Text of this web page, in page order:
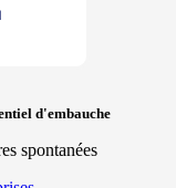
d'embauche
spontanées